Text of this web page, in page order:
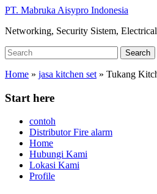
Skip
main
PT. Mabruka Aisypro Indonesia
Networking, Security Sistem,
Search
for:
Search
Home » jasa kitchen set » Tukang
Start here
contoh
Distributor Fire alarm
Home
Hubungi Kami
Lokasi Kami
Profile